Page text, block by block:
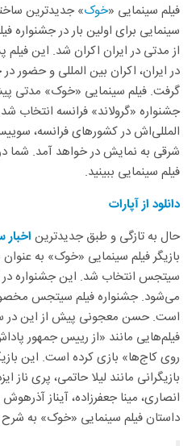
فیلم سینمایی «خوک» جدیدترین
سینمایی برای اولین بار در جشنواره
از مدتی در ایران اکران شد. این
در ایران، اکران بین المللی و حضور
گرفت. فیلم سینمایی «خوک» مدتی
جشنواره «گرولاند» فرانسه انتخاب
المللی‌اش در کشورهای فرانسه،
شرقی به نمایش در خواهد آمد. شما در
فیلم سینمایی ببینید.
دانلود از آپارات
حال به تازگی و طبق جدیدترین اخبار
بازیگر فیلم سینمایی «خوک» به عنوان
سیتجس انتخاب شد. این جشنواره در
می‌شود. جشنواره فیلم سیتجس
است. حسن معجونی پیش از این در
فیلم‌هایی مانند «از رییس جمهور
روی کاج‌ها» بازی کرده است. این
بازیگرانی مانند لیلا حاتمی، پری ناز
انصاری، مینا جعفرزاده، آیناز
داستان فیلم سینمایی «خوک» به